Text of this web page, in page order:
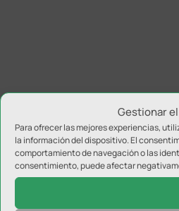
Gestionar
Para ofrecer las mejores experiencias,
la información del dispositivo. El
comportamiento de navegación o las
consentimiento, puede afectar